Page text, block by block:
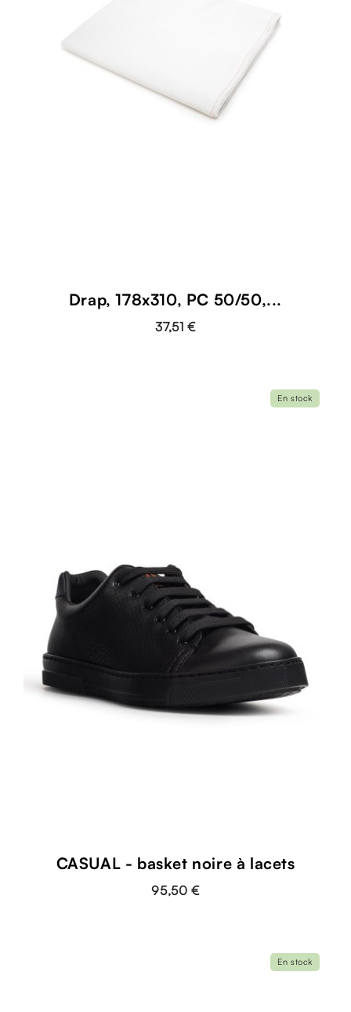
Drap, 178x310, PC 50/50,...
37,51 €
CASUAL - basket noire à lacets
95,50 €
En stock
En stock